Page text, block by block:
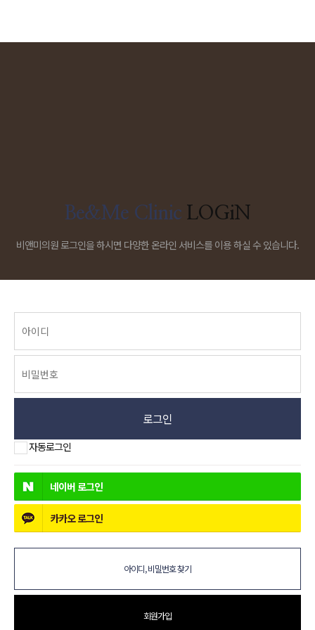
Be&Me Clinic LOGiN
비앤미의원 로그인을 하시면 다양한 온라인 서비스를 이용 하실 수 있습니다.
로그인
자동로그인
네이버 로그인
카카오로그인
아이디, 비밀번호 찾기
회원가입